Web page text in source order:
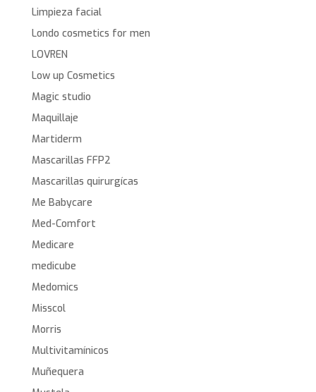
Limpieza facial
Londo cosmetics for men
LOVREN
Low up Cosmetics
Magic studio
Maquillaje
Martiderm
Mascarillas FFP2
Mascarillas quirurgícas
Me Babycare
Med-Comfort
Medicare
medicube
Medomics
Misscol
Morris
Multivitamínicos
Muñequera